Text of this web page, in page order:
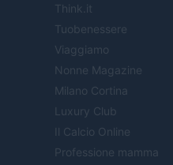
Think.it
Tuobenessere
Viaggiamo
Nonne Magazine
Milano Cortina
Luxury Club
Il Calcio Online
Professione mamma